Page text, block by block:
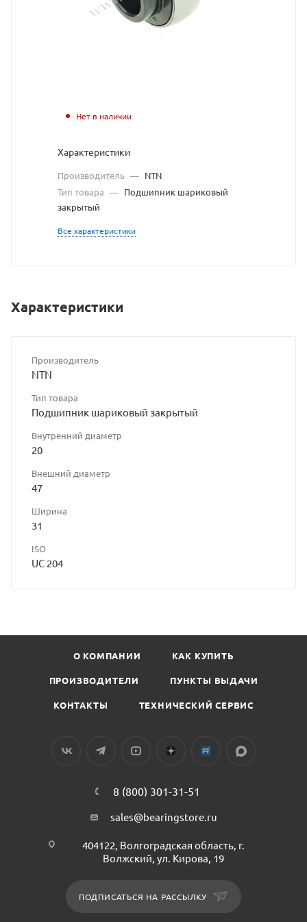
взят
https://
по
https://
без
разрешения
владельца
сайта
Нет в наличии
Характеристики
Производитель — NTN
Тип товара — Подшипник шариковый
закрытый
Все характеристики
Характеристики
Производитель
NTN
Тип товара
Подшипник шариковый закрытый
Внутренний диаметр
20
Внешний диаметр
47
Ширина
31
ISO
UC 204
О КОМПАНИИ КАК КУПИТЬ
ПРОИЗВОДИТЕЛИ ПУНКТЫ ВЫДАЧИ
КОНТАКТЫ ТЕХНИЧЕСКИЙ СЕРВИС
8 (800) 301-31-51
sales@bearingstore.ru
404122, Волгоградская область, г.
Волжский, ул. Кирова, 19
ПОДПИСАТЬСЯ НА РАССЫЛКУ